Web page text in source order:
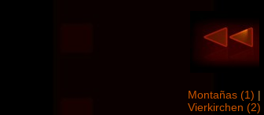
Montañas (1) |
Vierkirchen (2)